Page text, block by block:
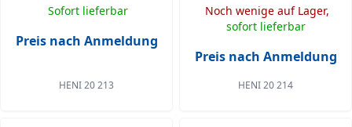
Sofort lieferbar
Preis nach Anmeldung
HENI 20 213
Noch wenige auf Lager,
sofort lieferbar
Preis nach Anmeldung
HENI 20 214